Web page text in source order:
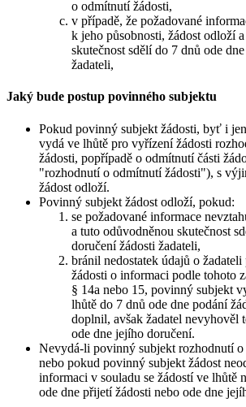
o odmítnutí žádosti,
v případě, že požadované
k jeho působnosti, žádost odloží
skutečnost sdělí do 7 dnů ode
žadateli,
Jaký bude postup povinného subjektu
Pokud povinný subjekt žádosti, byť i
vydá ve lhůtě pro vyřízení žádosti
žádosti, popřípadě o odmítnutí části
"rozhodnutí o odmítnutí žádosti"), s
žádost odloží.
Povinný subjekt žádost odloží, pokud:
se požadované informace
a tuto odůvodněnou skutečnost
doručení žádosti žadateli,
bránil nedostatek údajů o
žádosti o informaci podle tohoto
§ 14a nebo 15, povinný subjekt
lhůtě do 7 dnů ode dne podání
doplnil, avšak žadatel nevyhověl
ode dne jejího doručení.
Nevydá-li povinný subjekt rozhodnutí o
nebo pokud povinný subjekt žádost
informaci v souladu se žádostí ve lhůtě
ode dne přijetí žádosti nebo ode dne